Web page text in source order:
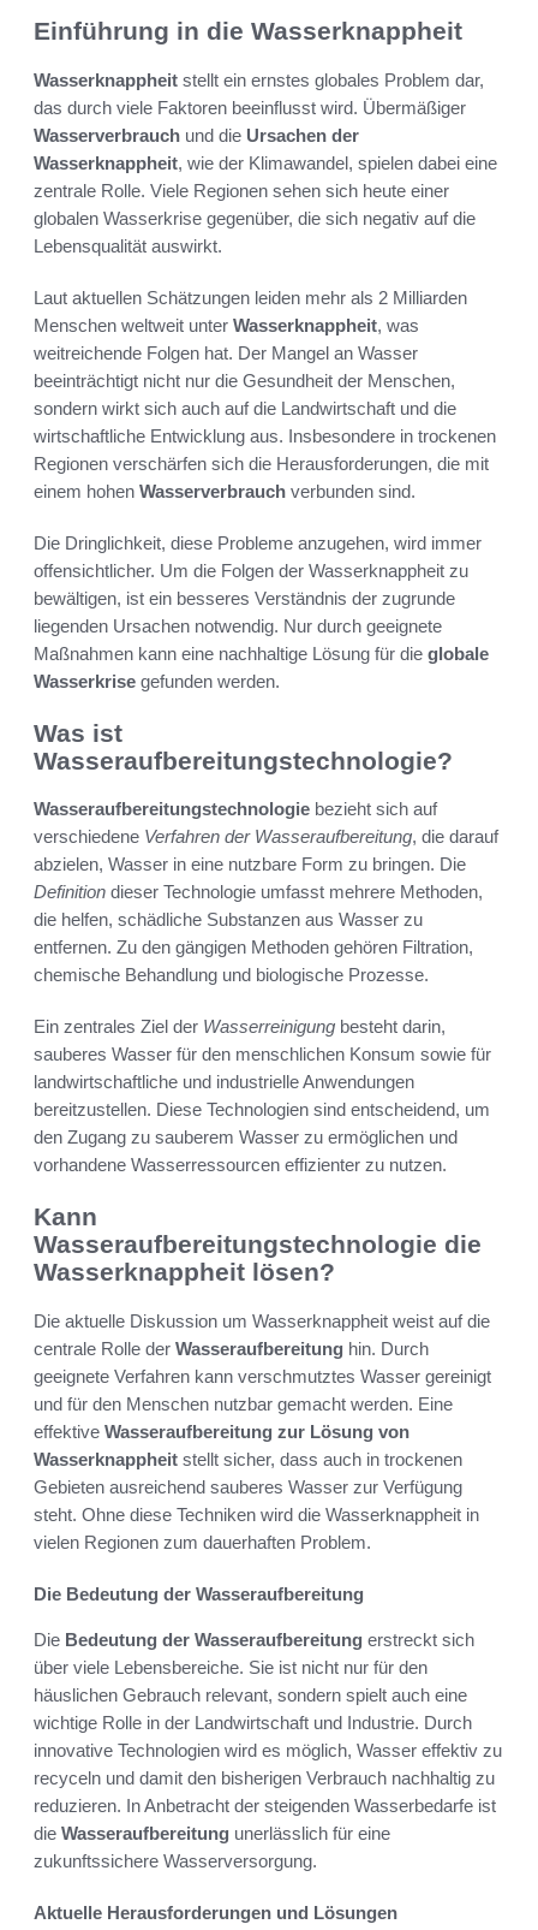
Einführung in die Wasserknappheit
Wasserknappheit stellt ein ernstes globales Problem dar,
das durch viele Faktoren beeinflusst wird. Übermäßiger
Wasserverbrauch und die Ursachen der
Wasserknappheit, wie der Klimawandel, spielen dabei eine
zentrale Rolle. Viele Regionen sehen sich heute einer
globalen Wasserkrise gegenüber, die sich negativ auf die
Lebensqualität auswirkt.
Laut aktuellen Schätzungen leiden mehr als 2 Milliarden
Menschen weltweit unter Wasserknappheit, was
weitreichende Folgen hat. Der Mangel an Wasser
beeinträchtigt nicht nur die Gesundheit der Menschen,
sondern wirkt sich auch auf die Landwirtschaft und die
wirtschaftliche Entwicklung aus. Insbesondere in trockenen
Regionen verschärfen sich die Herausforderungen, die mit
einem hohen Wasserverbrauch verbunden sind.
Die Dringlichkeit, diese Probleme anzugehen, wird immer
offensichtlicher. Um die Folgen der Wasserknappheit zu
bewältigen, ist ein besseres Verständnis der zugrunde
liegenden Ursachen notwendig. Nur durch geeignete
Maßnahmen kann eine nachhaltige Lösung für die globale
Wasserkrise gefunden werden.
Was ist
Wasseraufbereitungstechnologie?
Wasseraufbereitungstechnologie bezieht sich auf
verschiedene Verfahren der Wasseraufbereitung, die darauf
abzielen, Wasser in eine nutzbare Form zu bringen. Die
Definition dieser Technologie umfasst mehrere Methoden,
die helfen, schädliche Substanzen aus Wasser zu
entfernen. Zu den gängigen Methoden gehören Filtration,
chemische Behandlung und biologische Prozesse.
Ein zentrales Ziel der Wasserreinigung besteht darin,
sauberes Wasser für den menschlichen Konsum sowie für
landwirtschaftliche und industrielle Anwendungen
bereitzustellen. Diese Technologien sind entscheidend, um
den Zugang zu sauberem Wasser zu ermöglichen und
vorhandene Wasserressourcen effizienter zu nutzen.
Kann
Wasseraufbereitungstechnologie die
Wasserknappheit lösen?
Die aktuelle Diskussion um Wasserknappheit weist auf die
centrale Rolle der Wasseraufbereitung hin. Durch
geeignete Verfahren kann verschmutztes Wasser gereinigt
und für den Menschen nutzbar gemacht werden. Eine
effektive Wasseraufbereitung zur Lösung von
Wasserknappheit stellt sicher, dass auch in trockenen
Gebieten ausreichend sauberes Wasser zur Verfügung
steht. Ohne diese Techniken wird die Wasserknappheit in
vielen Regionen zum dauerhaften Problem.
Die Bedeutung der Wasseraufbereitung
Die Bedeutung der Wasseraufbereitung erstreckt sich
über viele Lebensbereiche. Sie ist nicht nur für den
häuslichen Gebrauch relevant, sondern spielt auch eine
wichtige Rolle in der Landwirtschaft und Industrie. Durch
innovative Technologien wird es möglich, Wasser effektiv zu
recyceln und damit den bisherigen Verbrauch nachhaltig zu
reduzieren. In Anbetracht der steigenden Wasserbedarfe ist
die Wasseraufbereitung unerlässlich für eine
zukunftssichere Wasserversorgung.
Aktuelle Herausforderungen und Lösungen